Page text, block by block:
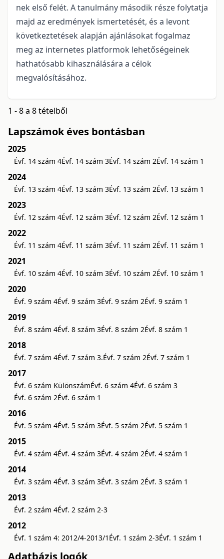
nek első felét. A tanulmány második része folytatja
majd az eredmények ismertetését, és a levont
következtetések alapján ajánlásokat fogalmaz
meg az internetes platformok lehetőségeinek
hathatósabb kihasználására a célok
megvalósításához.
1 - 8 a 8 tételből
Lapszámok éves bontásban
2025
Évf. 14 szám 4Évf. 14 szám 3Évf. 14 szám 2Évf. 14 szám 1
2024
Évf. 13 szám 4Évf. 13 szám 3Évf. 13 szám 2Évf. 13 szám 1
2023
Évf. 12 szám 4Évf. 12 szám 3Évf. 12 szám 2Évf. 12 szám 1
2022
Évf. 11 szám 4Évf. 11 szám 3Évf. 11 szám 2Évf. 11 szám 1
2021
Évf. 10 szám 4Évf. 10 szám 3Évf. 10 szám 2Évf. 10 szám 1
2020
Évf. 9 szám 4Évf. 9 szám 3Évf. 9 szám 2Évf. 9 szám 1
2019
Évf. 8 szám 4Évf. 8 szám 3Évf. 8 szám 2Évf. 8 szám 1
2018
Évf. 7 szám 4Évf. 7 szám 3.Évf. 7 szám 2Évf. 7 szám 1
2017
Évf. 6 szám KülönszámÉvf. 6 szám 4Évf. 6 szám 3
Évf. 6 szám 2Évf. 6 szám 1
2016
Évf. 5 szám 4Évf. 5 szám 3Évf. 5 szám 2Évf. 5 szám 1
2015
Évf. 4 szám 4Évf. 4 szám 3Évf. 4 szám 2Évf. 4 szám 1
2014
Évf. 3 szám 4Évf. 3 szám 3Évf. 3 szám 2Évf. 3 szám 1
2013
Évf. 2 szám 4Évf. 2 szám 2-3
2012
Évf. 1 szám 4: 2012/4-2013/1 Évf. 1 szám 2-3Évf. 1 szám 1